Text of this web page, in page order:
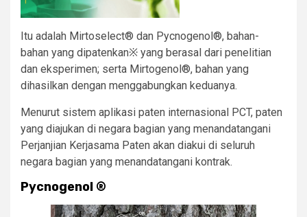
Itu adalah Mirtoselect® dan Pycnogenol®, bahan-
bahan yang dipatenkan※ yang berasal dari penelitian
dan eksperimen; serta Mirtogenol®, bahan yang
dihasilkan dengan menggabungkan keduanya.
Menurut sistem aplikasi paten internasional PCT, paten
yang diajukan di negara bagian yang menandatangani
Perjanjian Kerjasama Paten akan diakui di seluruh
negara bagian yang menandatangani kontrak.
Pycnogenol ®